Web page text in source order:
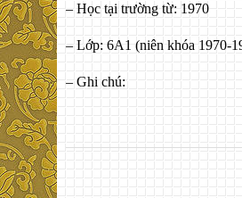
– Học tại trường từ: 1970
– Lớp: 6A1 (niên khóa 1970-
– Ghi chú: